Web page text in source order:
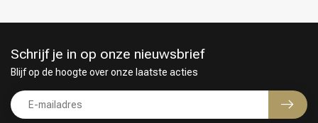
Schrijf je in op onze nieuwsbrief
Blijf op de hoogte over onze laatste acties